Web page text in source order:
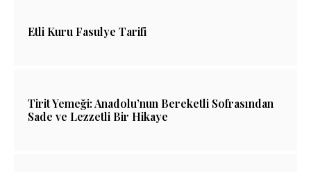
Etli Kuru Fasulye Tarifi
Tirit Yemeği: Anadolu’nun Bereketli Sofrasından
Sade ve Lezzetli Bir Hikaye